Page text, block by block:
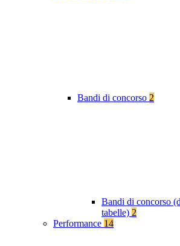
Bandi di concorso 2
Bandi di concorso
tabelle) 2
Performance 14